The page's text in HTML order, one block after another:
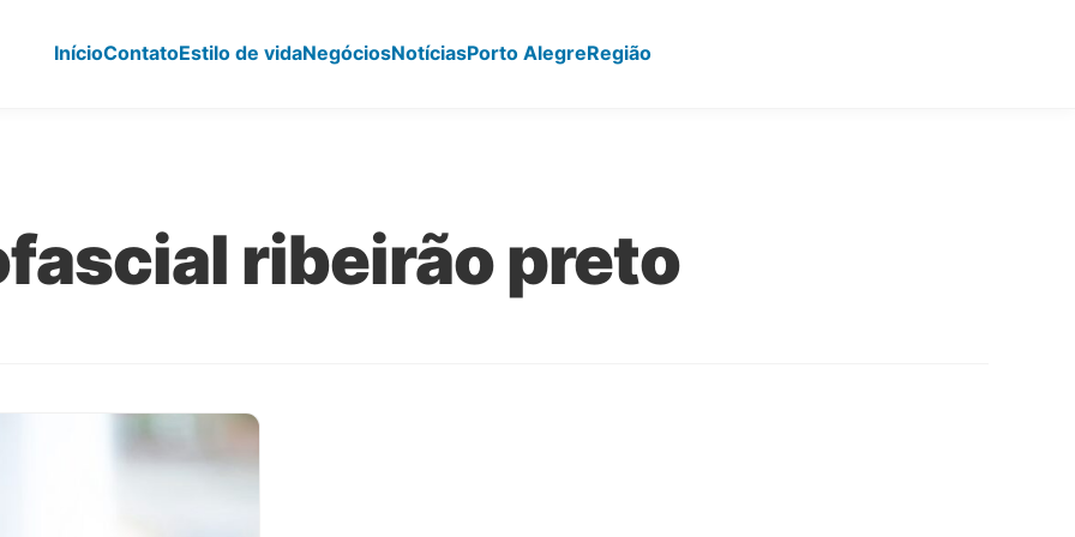
InícioContatoEstilo de vidaNegóciosNotíciasPorto AlegreRegião
ribeirão preto